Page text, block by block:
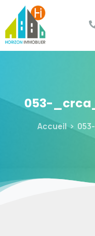
053-
Accueil